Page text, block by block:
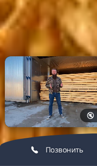
🔇
Позвонить